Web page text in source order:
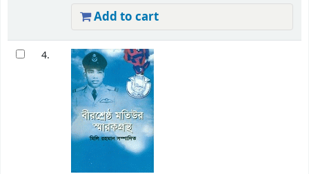
Add to cart
4.